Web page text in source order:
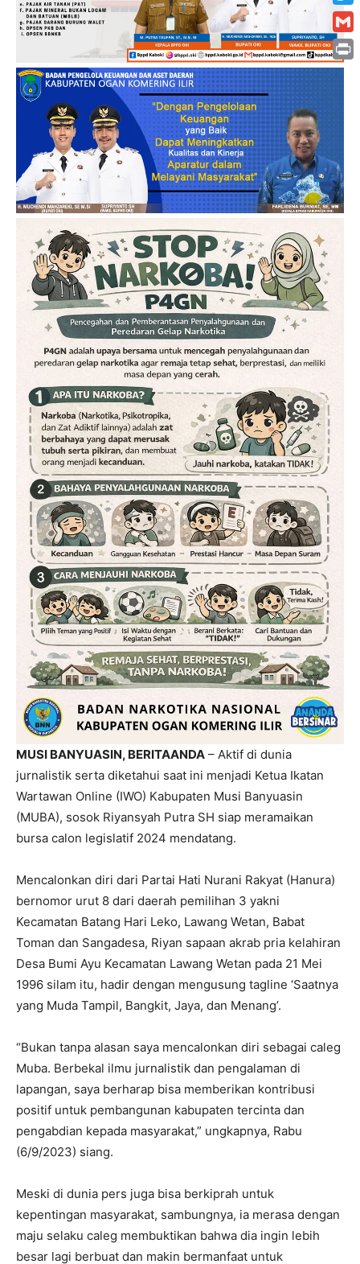
MUSI BANYUASIN, BERITAANDA – Aktif di dunia
jurnalistik serta diketahui saat ini menjadi Ketua Ikatan
Wartawan Online (IWO) Kabupaten Musi Banyuasin
(MUBA), sosok Riyansyah Putra SH siap meramaikan
bursa calon legislatif 2024 mendatang.
Mencalonkan diri dari Partai Hati Nurani Rakyat (Hanura)
bernomor urut 8 dari daerah pemilihan 3 yakni
Kecamatan Batang Hari Leko, Lawang Wetan, Babat
Toman dan Sangadesa, Riyan sapaan akrab pria kelahiran
Desa Bumi Ayu Kecamatan Lawang Wetan pada 21 Mei
1996 silam itu, hadir dengan mengusung tagline ‘Saatnya
yang Muda Tampil, Bangkit, Jaya, dan Menang’.
“Bukan tanpa alasan saya mencalonkan diri sebagai caleg
Muba. Berbekal ilmu jurnalistik dan pengalaman di
lapangan, saya berharap bisa memberikan kontribusi
positif untuk pembangunan kabupaten tercinta dan
pengabdian kepada masyarakat,” ungkapnya, Rabu
(6/9/2023) siang.
Meski di dunia pers juga bisa berkiprah untuk
kepentingan masyarakat, sambungnya, ia merasa dengan
maju selaku caleg membuktikan bahwa dia ingin lebih
besar lagi berbuat dan makin bermanfaat untuk
Print